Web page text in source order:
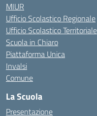
MIUR
Ufficio Scolastico Regionale
Ufficio Scolastico Territoriale
Scuola in Chiaro
Piattaforma Unica
Invalsi
Comune
La Scuola
Presentazione